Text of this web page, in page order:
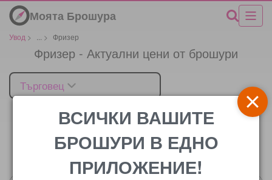
Моята Брошура
Увод > > Фризер
Фризер - Актуални цени от брошури
Търговец
Цената
ВСИЧКИ ВАШИТЕ
БРОШУРИ В ЕДНО
ПРИЛОЖЕНИЕ!